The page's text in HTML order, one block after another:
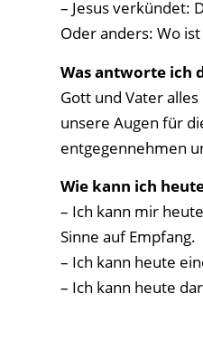
– Jesus verkündet:
Oder anders: Wo
Was antworte ich
Gott und Vater
unsere Augen für
entgegennehmen
Wie kann ich
– Ich kann mir
Sinne auf Empfang.
– Ich kann heute
– Ich kann heute